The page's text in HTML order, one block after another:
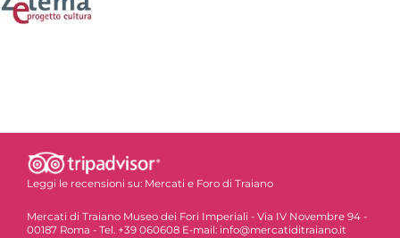
Leggi le recensioni su: Mercati e Foro di Traiano
Mercati di Traiano Museo dei Fori Imperiali - Via IV Novembre 94 -
00187 Roma - Tel. +39 060608 E-mail: info@mercatiditraiano.it